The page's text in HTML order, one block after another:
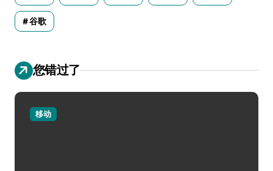
谷歌
您错过了
移动